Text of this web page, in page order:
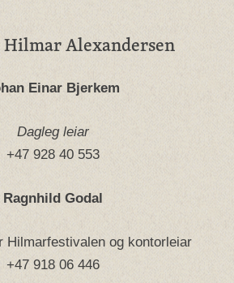
Alexandersen
Einar Bjerkem
Dagleg leiar
+47 928 40 553
Ragnhild Godal
Hilmarfestivalen og kontorleiar
+47 918 06 446